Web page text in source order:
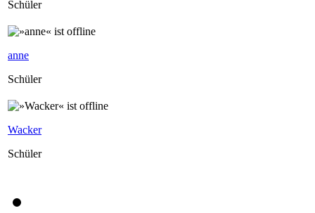
Schüler
anne
Schüler
Wacker
Schüler